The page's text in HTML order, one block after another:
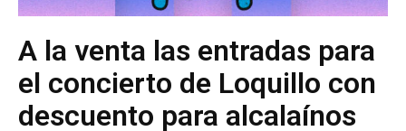
A la venta las entradas para
el concierto de Loquillo con
descuento para alcalaínos